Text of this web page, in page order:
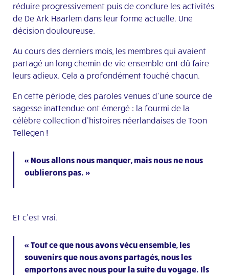
réduire progressivement puis de conclure les activités
de De Ark Haarlem dans leur forme actuelle. Une
décision douloureuse.
Au cours des derniers mois, les membres qui avaient
partagé un long chemin de vie ensemble ont dû faire
leurs adieux. Cela a profondément touché chacun.
En cette période, des paroles venues d’une source de
sagesse inattendue ont émergé : la fourmi de la
célèbre collection d’histoires néerlandaises de Toon
Tellegen !
« Nous allons nous manquer, mais nous ne nous
oublierons pas. »
Et c’est vrai.
« Tout ce que nous avons vécu ensemble, les
souvenirs que nous avons partagés, nous les
emportons avec nous pour la suite du voyage. Ils